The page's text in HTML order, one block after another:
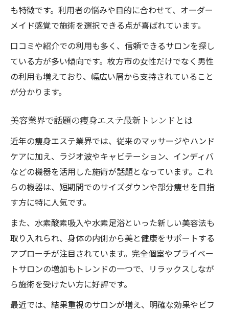
ツ
痩身エステで安心感を得られるチェック項
目
衛生管理が徹底された痩身エステの見分け
方
痩身エステで無理な勧誘を避ける方法とは
美容意識が高まる枚方市の最新動向
痩身エステ利用者が増加する社会的背景
最新技術導入の痩身エステが支持される理
由
美容意識アップが生む痩身エステ新サービ
痩身エステ市場拡大の枚方市ならではの特
徴
も特徴です。利用者の悩みや目的に合わせて、オーダー
メイド感覚で施術を選択できる点が喜ばれています。
口コミや紹介での利用も多く、信頼できるサロンを探し
ている方が多い傾向です。枚方市の女性だけでなく男性
の利用も増えており、幅広い層から支持されていること
が分かります。
美容業界で話題の痩身エステ最新トレンドとは
近年の痩身エステ業界では、従来のマッサージやハンド
ケアに加え、ラジオ波やキャビテーション、インディバ
などの機器を活用した施術が話題となっています。これ
らの機器は、短期間でのサイズダウンや部分痩せを目指
す方に特に人気です。
また、水素酸素吸入や水素足浴といった新しい美容法も
取り入れられ、身体の内側から美と健康をサポートする
アプローチが注目されています。完全個室やプライベー
トサロンの増加もトレンドの一つで、リラックスしなが
ら施術を受けたい方に好評です。
最近では、結果重視のサロンが増え、明確な効果やビフ